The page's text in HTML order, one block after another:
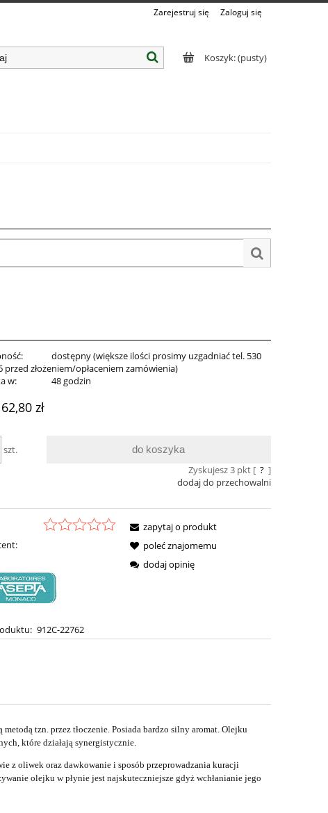
Zarejestruj się Zaloguj się
Koszyk:(pusty)
dostępny (większe ilości prosimy uzgadniać tel. 530
przed złożeniem/opłaceniem zamówienia)
w:
48 godzin
62,80 zł
szt. do koszyka
Zyskujesz3pkt [ ? ]
dodaj do przechowalni
912C-22762
zapytaj o produkt
poleć znajomemu
dodaj opinię
tzn. przez tłoczenie. Posiada bardzo silny aromat. Olejku
które działają synergistycznie.
z oliwek oraz dawkowanie i sposób przeprowadzania kuracji
olejku w płynie jest najskuteczniejsze gdyż wchłanianie jego